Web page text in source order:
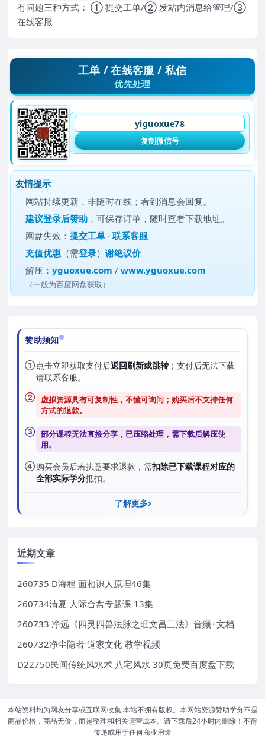
有问题三种方式： ① 提交工单/② 发站内消息给管理/③
在线客服
工单 / 在线客服 / 私信
优先处理
yiguoxue78
复制微信号
友情提示
网站持续更新，非随时在线；看到消息会回复。
建议登录后赞助 ，可保存订单，随时查看下载地址。
网盘失效：提交工单 ·联系客服
充值优惠 （需登录）谢绝议价
解压：yguoxue.com /www.yguoxue.com
（一般为百度网盘获取）
赞助须知
①点击立即获取支付后返回刷新或跳转；支付后无法下载
请联系客服。
② 虚拟资源具有可复制性，不懂可询问；购买后不支持任何
方式的退款。
③ 部分课程无法直接分享，已压缩处理，需下载后解压使
用。
④购买会员后若执意要求退款，需扣除已下载课程对应的
全部实际学分抵扣。
了解更多
近期文章
260735 D海程 面相识人原理46集
260734清夏 人际合盘专题课 13集
260733 净远《四灵四兽法脉之旺文昌三法》音频+文档
260732净尘隐者 道家文化 教学视频
D22750民间传统风水术 八宅风水 30页免费百度盘下载
本站资料均为网友分享或互联网收集,本站不拥有版权。本网站资源赞助学分不是
商品价格，商品无价，而是整理和相关运营成本。请下载后24小时内删除！不得
传递或用于任何商业用途